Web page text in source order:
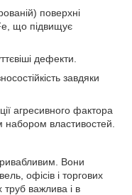
поверхні
що підвищує
дефекти.
завдяки
агресивного фактора
набором властивостей.
Вони
офісів і торгових
труб важлива і в